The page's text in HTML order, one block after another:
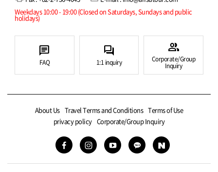
Weekdays 10:00 - 19:00 (Closed on Saturdays, Sundays and public
holidays)
chat
FAQ
forum
1:1 inquiry
group
Corporate/Group
Inquiry
About Us Travel Terms and Conditions Terms of Use
privacy policy Corporate/Group Inquiry